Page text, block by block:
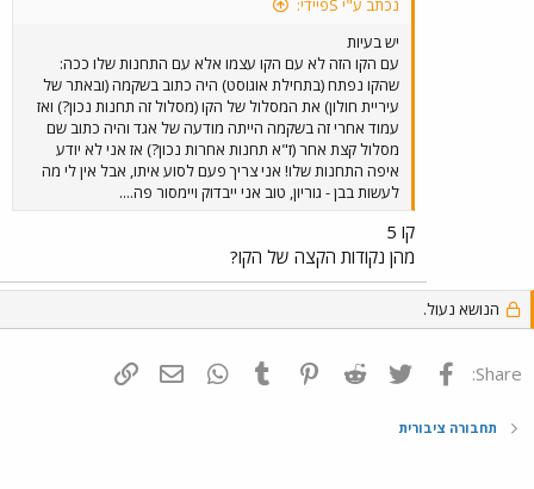
יש בעיות
עם הקו הזה לא עם הקו עצמו אלא עם התחנות שלו ככה:
שהקו נפתח (בתחילת אוגוסט) היה כתוב בשקמה (ובאתר של
עיריית חולון) את המסלול של הקו (מסלול זה תחנות נכון?) ואז
עמוד אחרי זה בשקמה הייתה מודעה של אגד והיה כתוב שם
מסלול קצת אחר (ז"א תחנות אחרות נכון?) אז אני לא יודע
איפה התחנות שלו! אני צריך פעם לסוע איתו, אבל אין לי מה
לעשות בבן - גוריון, טוב אני ייבדוק ויימסור פה....
קו 5
מהן נקודות הקצה של הקו?
הנושא נעול.
Share: פייסבוק Twitter
Reddit
Pinterest
Tumblr
WhatsAppדואר אלקטרוני
תחבורה ציבורית